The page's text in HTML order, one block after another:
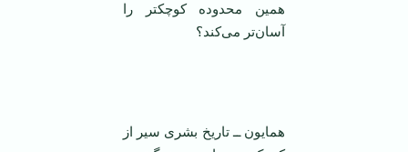
همين محدوده کوچکتر را
آسان‌تر می‌کند؟
همایون ــ تاریخ بشری سیر از